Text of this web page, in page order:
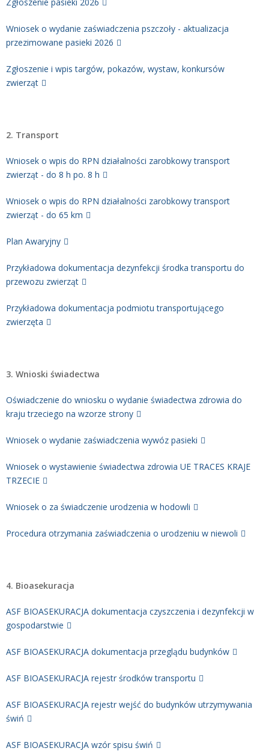
Wniosek o wydanie zaświadczenia pszczoły - aktualizacja
przezimowane pasieki 2026
Zgłoszenie i wpis targów, pokazów, wystaw, konkursów
zwierząt
2. Transport
Wniosek o wpis do RPN działalności zarobkowy transport
zwierząt - do 8 h po. 8 h
Wniosek o wpis do RPN działalności zarobkowy transport
zwierząt - do 65 km
Plan Awaryjny
Przykładowa dokumentacja dezynfekcji środka transportu do
przewozu zwierząt
Przykładowa dokumentacja podmiotu transportującego
zwierzęta
3. Wnioski świadectwa
Oświadczenie do wniosku o wydanie świadectwa zdrowia do
kraju trzeciego na wzorze strony
Wniosek o wydanie zaświadczenia wywóz pasieki
Wniosek o wystawienie świadectwa zdrowia UE TRACES KRAJE
TRZECIE
Wniosek o za świadczenie urodzenia w hodowli
Procedura otrzymania zaświadczenia o urodzeniu w niewoli
4. Bioasekuracja
ASF BIOASEKURACJA dokumentacja czyszczenia i dezynfekcji w
gospodarstwie
ASF BIOASEKURACJA dokumentacja przeglądu budynków
ASF BIOASEKURACJA rejestr środków transportu
ASF BIOASEKURACJA rejestr wejść do budynków utrzymywania
świń
ASF BIOASEKURACJA wzór spisu świń